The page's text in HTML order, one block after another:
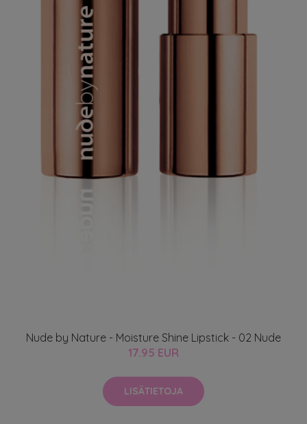
Nude by Nature - Moisture Shine Lipstick - 02 Nude
17.95 EUR
LISÄTIETOJA